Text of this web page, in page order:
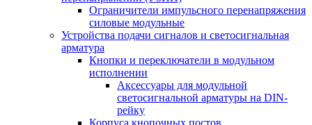
Ограничители импульсного перенапряжения
силовые модульные
Устройства подачи сигналов и светосигнальная
арматура
Кнопки и переключатели в модульном
исполнении
Аксессуары для модульной
светосигнальной арматуры на DIN-
рейку
Корпуса кнопочных постов